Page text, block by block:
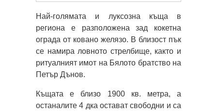
Най-голямата и луксозна къща в
региона е разположена зад кокетна
ограда от ковано желязо. В близост пък
се намира ловното стрелбище, както и
ритуалният имот на Бялото братство на
Петър Дънов.
Къщата е близо 1900 кв. метра, а
останалите 4 дка остават свободни и са